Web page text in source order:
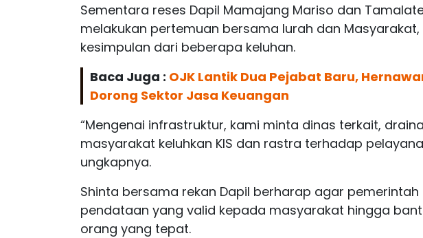
Sementara reses Dapil Mamajang Mariso dan
melakukan pertemuan bersama lurah dan
kesimpulan dari beberapa keluhan.
Baca Juga : OJK Lantik Dua Pejabat Baru,
Dorong Sektor Jasa Keuangan
“Mengenai infrastruktur, kami minta dinas terkait,
masyarakat keluhkan KIS dan rastra terhadap
ungkapnya.
Shinta bersama rekan Dapil berharap agar
pendataan yang valid kepada masyarakat hingga
orang yang tepat.